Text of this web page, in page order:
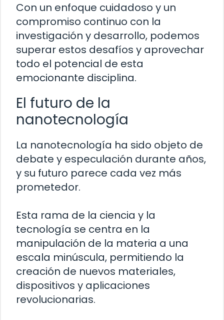
Con un enfoque cuidadoso y un
compromiso continuo con la
investigación y desarrollo, podemos
superar estos desafíos y aprovechar
todo el potencial de esta
emocionante disciplina.
El futuro de la
nanotecnología
La nanotecnología ha sido objeto de
debate y especulación durante años,
y su futuro parece cada vez más
prometedor.
Esta rama de la ciencia y la
tecnología se centra en la
manipulación de la materia a una
escala minúscula, permitiendo la
creación de nuevos materiales,
dispositivos y aplicaciones
revolucionarias.